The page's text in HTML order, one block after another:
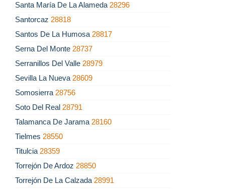
Santa María De La Alameda 28296
Santorcaz 28818
Santos De La Humosa 28817
Serna Del Monte 28737
Serranillos Del Valle 28979
Sevilla La Nueva 28609
Somosierra 28756
Soto Del Real 28791
Talamanca De Jarama 28160
Tielmes 28550
Titulcia 28359
Torrejón De Ardoz 28850
Torrejón De La Calzada 28991